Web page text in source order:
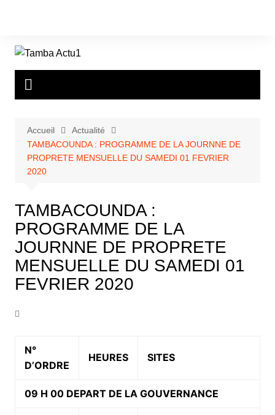
Accueil
Actualité
TAMBACOUNDA : PROGRAMME DE LA JOURNNE DE
PROPRETE MENSUELLE DU SAMEDI 01 FEVRIER
2020
TAMBACOUNDA :
PROGRAMME DE LA
JOURNNE DE PROPRETE
MENSUELLE DU SAMEDI 01
FEVRIER 2020
N°
D’ORDRE
HEURES SITES
09 H 00 DEPART DE LA GOUVERNANCE